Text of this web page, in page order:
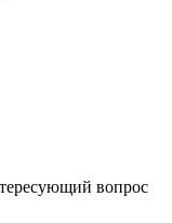
вопрос